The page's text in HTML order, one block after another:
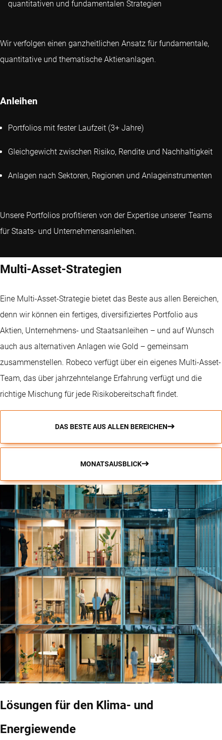
quantitativen und fundamentalen Strategien
Wir verfolgen einen ganzheitlichen Ansatz für fundamentale,
quantitative und thematische Aktienanlagen.
Anleihen
Portfolios mit fester Laufzeit (3+ Jahre)
Gleichgewicht zwischen Risiko, Rendite und Nachhaltigkeit
Anlagen nach Sektoren, Regionen und Anlageinstrumenten
Unsere Portfolios profitieren von der Expertise unserer Teams
für Staats- und Unternehmensanleihen.
Multi-Asset-Strategien
Eine Multi-Asset-Strategie bietet das Beste aus allen Bereichen,
denn wir können ein fertiges, diversifiziertes Portfolio aus
Aktien, Unternehmens- und Staatsanleihen – und auf Wunsch
auch aus alternativen Anlagen wie Gold – gemeinsam
zusammenstellen. Robeco verfügt über ein eigenes Multi-Asset-
Team, das über jahrzehntelange Erfahrung verfügt und die
richtige Mischung für jede Risikobereitschaft findet.
DAS BESTE AUS ALLEN BEREICHEN
MONATSAUSBLICK
Lösungen für den Klima- und
Energiewende